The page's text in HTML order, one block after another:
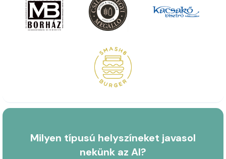
Milyen típusú helyszíneket javasol
nekünk az AI?